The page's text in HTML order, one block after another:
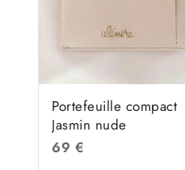
Portefeuille compact
Jasmin nude
69 €